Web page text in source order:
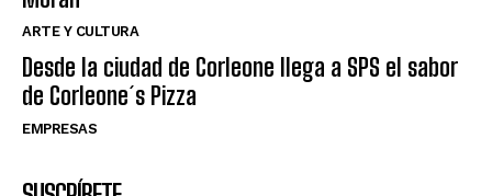
ARTE Y CULTURA
Desde la ciudad de Corleone llega a SPS el sabor
de Corleone´s Pizza
EMPRESAS